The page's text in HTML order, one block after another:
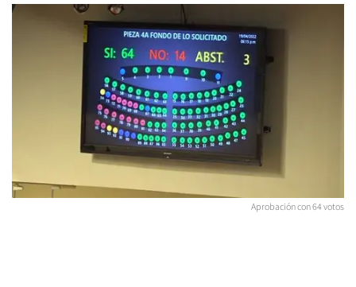
Aprobación con 64 votos